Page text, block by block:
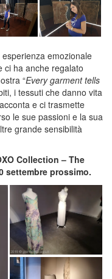
esperienza emozionale
ci ha anche regalato
“Every garment tells
i tessuti che danno vita
e ci trasmette
le sue passioni e la sua
grande sensibilità
Collection – The
settembre prossimo.